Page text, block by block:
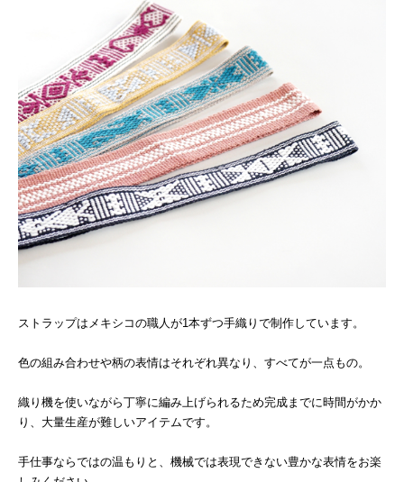
ストラップはメキシコの職人が1本ずつ手織りで制作しています。
色の組み合わせや柄の表情はそれぞれ異なり、すべてが一点もの。
織り機を使いながら丁寧に編み上げられるため完成までに時間がかか
り、大量生産が難しいアイテムです。
手仕事ならではの温もりと、機械では表現できない豊かな表情をお楽